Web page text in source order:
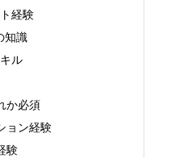
経験
知識
ル
か必須
ョン経験
験